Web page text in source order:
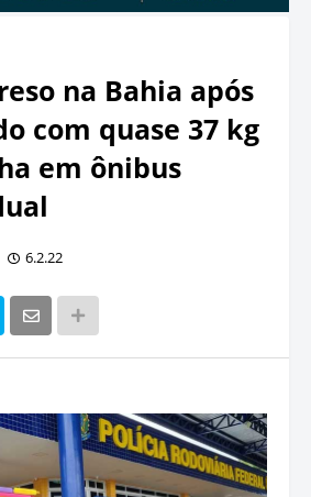
na Bahia após
com quase 37 kg
em ônibus
6.2.22